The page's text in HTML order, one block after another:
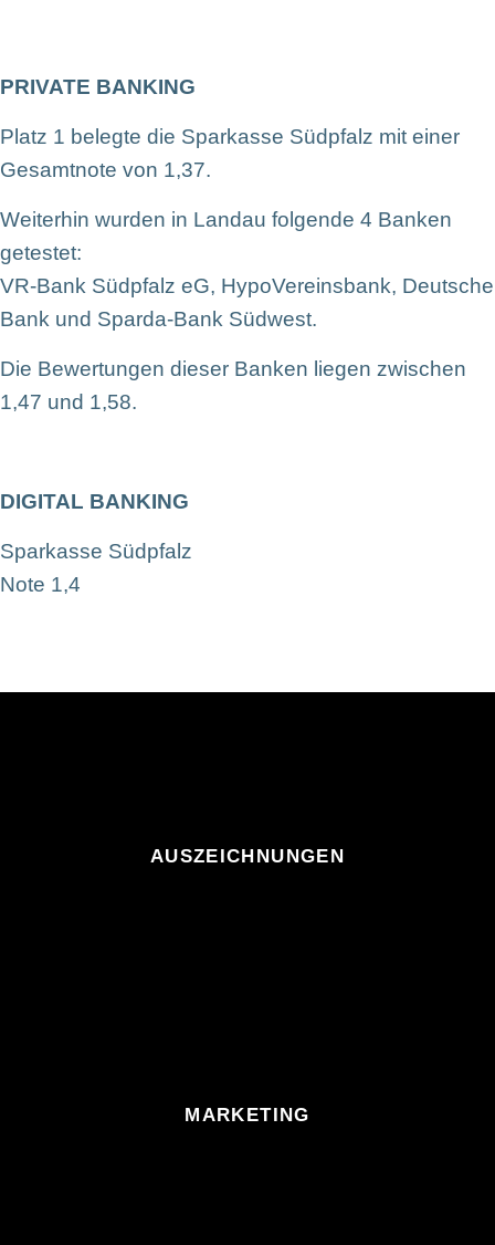
PRIVATE BANKING
Platz 1 belegte die Sparkasse Südpfalz mit einer
Gesamtnote von 1,37.
Weiterhin wurden in Landau folgende 4 Banken
getestet:
VR-Bank Südpfalz eG, HypoVereinsbank, Deutsche
Bank und Sparda-Bank Südwest.
Die Bewertungen dieser Banken liegen zwischen
1,47 und 1,58.
DIGITAL BANKING
Sparkasse Südpfalz
Note 1,4
AUSZEICHNUNGEN
MARKETING